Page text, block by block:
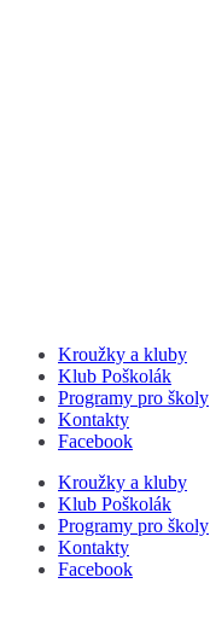
Kroužky a kluby
Klub Poškolák
Programy pro školy
Kontakty
Facebook
Kroužky a kluby
Klub Poškolák
Programy pro školy
Kontakty
Facebook